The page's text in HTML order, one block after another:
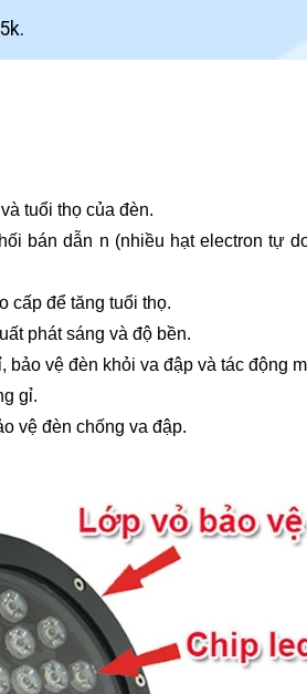
tuổi thọ của đèn.
bán dẫn n (nhiều hạt electron tự
cấp để tăng tuổi thọ.
phát sáng và độ bền.
vệ đèn khỏi va đập và tác động
gỉ.
vệ đèn chống va đập.